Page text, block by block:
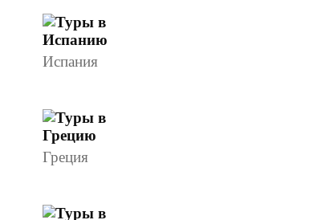
Испания
Греция